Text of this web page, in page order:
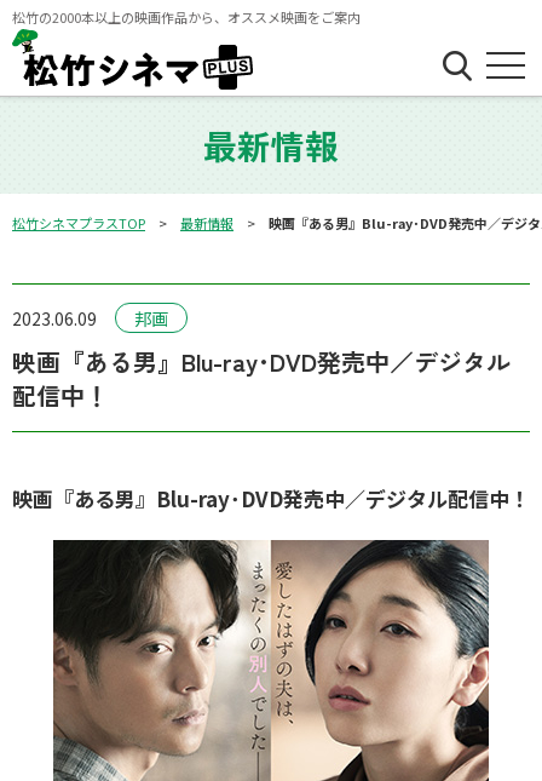
松竹の2000本以上の映画作品から、オススメ映画をご案内
最新情報
松竹シネマプラスTOP 最新情報 映画『ある男』Blu-ray･DVD発売中／デジ
2023.06.09 邦画
映画『ある男』Blu-ray･DVD発売中／デジタル
配信中！
映画『ある男』Blu-ray･DVD発売中／デジタル配信中！